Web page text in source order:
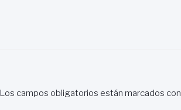
Los campos obligatorios están marcados con